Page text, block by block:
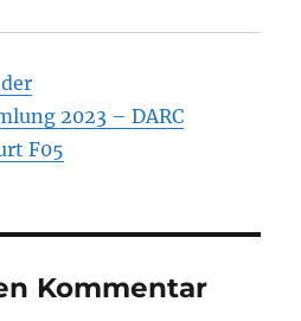
2023 – DARC
F05
Kommentar